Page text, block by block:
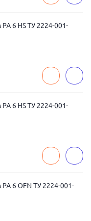
6 HS ТУ 2224-001-
6 HS ТУ 2224-001-
6 OFN ТУ 2224-001-